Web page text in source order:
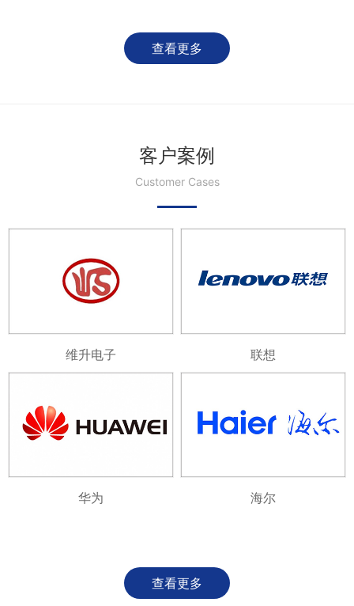
查看更多
客户案例
Customer Cases
维升电子 联想
华为 海尔
查看更多